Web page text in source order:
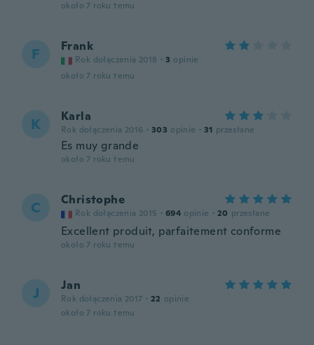
około 7 roku temu
F Frank
Rok dołączenia 2018 · 3 opinie
około 7 roku temu
K Karla
Rok dołączenia 2016 · 303 opinie · 31 przesłane
Es muy grande
około 7 roku temu
C Christophe
Rok dołączenia 2015 · 694 opinie · 20 przesłane
Excellent produit, parfaitement conforme
około 7 roku temu
J Jan
Rok dołączenia 2017 · 22 opinie
około 7 roku temu